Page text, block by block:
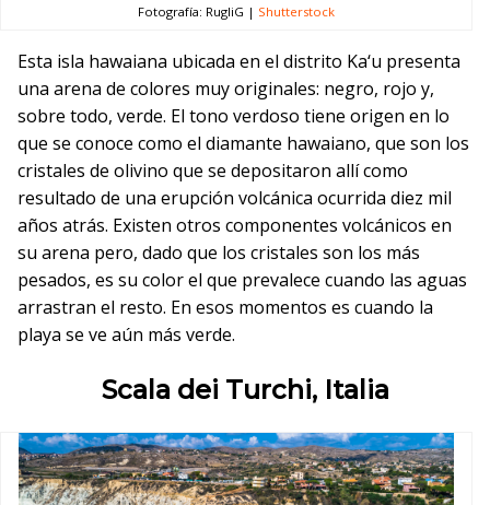
Fotografía: RugliG | Shutterstock
Esta isla hawaiana ubicada en el distrito Ka‘u presenta
una arena de colores muy originales: negro, rojo y,
sobre todo, verde. El tono verdoso tiene origen en lo
que se conoce como el diamante hawaiano, que son los
cristales de olivino que se depositaron allí como
resultado de una erupción volcánica ocurrida diez mil
años atrás. Existen otros componentes volcánicos en
su arena pero, dado que los cristales son los más
pesados, es su color el que prevalece cuando las aguas
arrastran el resto. En esos momentos es cuando la
playa se ve aún más verde.
Scala dei Turchi, Italia